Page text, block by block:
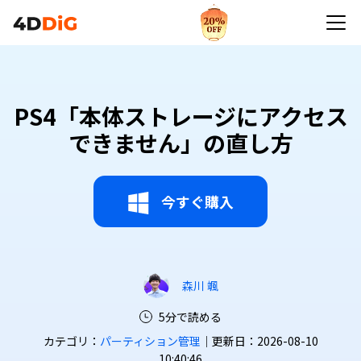
PS4「本体ストレージにアクセス
できません」の直し方
今すぐ購入
森川 颯
5分で読める
カテゴリ： パーティション管理 ｜更新日：2026-08-10